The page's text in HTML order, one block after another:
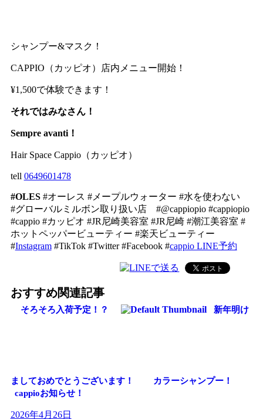
シャンプー&マスク！
CAPPIO（カッピオ）店内メニュー開始！
¥1,500で体験できます！
それではみなさん！
Sempre avanti！
Hair Space Cappio（カッピオ）
tell 0649601478
#OLES#オーレス #メープルウォーター #水を使わない
#グローバルミルボン取り扱い店 #@cappiopio #cappiopio
#cappio #カッピオ #JR尼崎美容室 #JR尼崎 #潮江美容室 #
ホットペッパービューティー #楽天ビューティー
#Instagram#TikTok #Twitter #Facebook #cappio LINE予約
おすすめ関連記事
そろそろ入荷予定！？ 新年明け
ましておめでとうございます！
カラーシャンプー！
cappioお知らせ！
2026年4月26日